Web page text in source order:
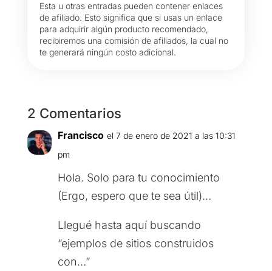
Esta u otras entradas pueden contener enlaces
de afiliado. Esto significa que si usas un enlace
para adquirir algún producto recomendado,
recibiremos una comisión de afiliados, la cual no
te generará ningún costo adicional.
2 Comentarios
Francisco el 7 de enero de 2021 a las 10:31
pm
Hola. Solo para tu conocimiento
(Ergo, espero que te sea útil)…
Llegué hasta aquí buscando
“ejemplos de sitios construidos
con…”